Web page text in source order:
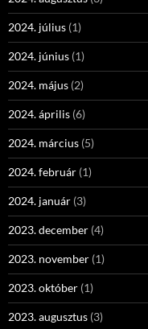
2024. július (1)
2024. június (1)
2024. május (2)
2024. április (6)
2024. március (5)
2024. február (1)
2024. január (3)
2023. december (4)
2023. november (1)
2023. október (1)
2023. augusztus (3)